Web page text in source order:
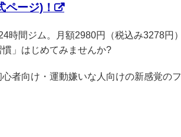
ージ)！
時間ジム。月額2980円（税込み3278円
」はじめてみませんか?
者向け・運動嫌いな人向けの新感覚の